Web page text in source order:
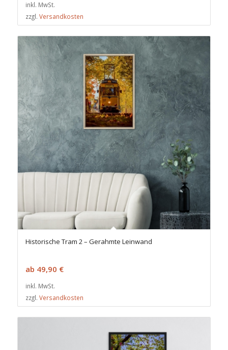
inkl. MwSt.
zzgl. Versandkosten
Historische Tram 2 – Gerahmte Leinwand
ab 49,90 €
inkl. MwSt.
zzgl. Versandkosten